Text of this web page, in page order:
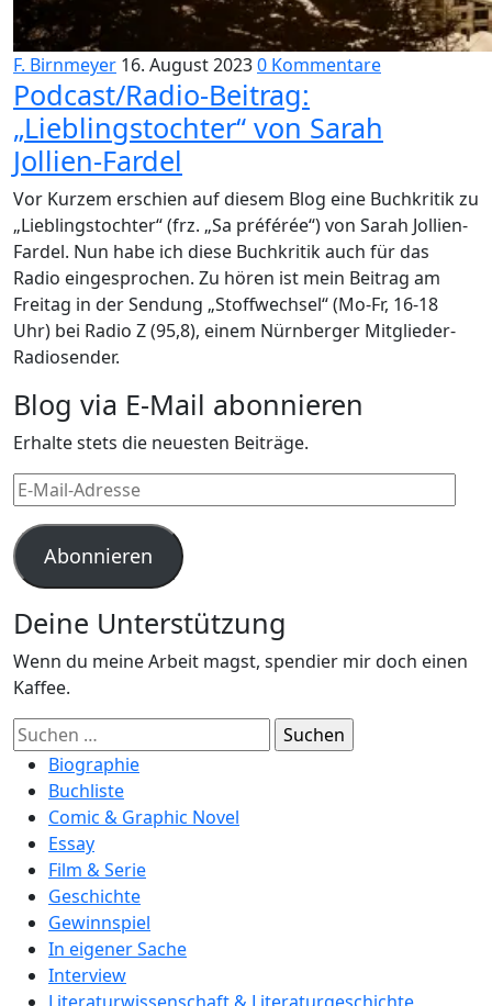
F. Birnmeyer 16. August 20230 Kommentare
Podcast/Radio-Beitrag:
„Lieblingstochter“ von Sarah
Jollien-Fardel
Vor Kurzem erschien auf diesem Blog eine Buchkritik zu
„Lieblingstochter“ (frz. „Sa préférée“) von Sarah Jollien-
Fardel. Nun habe ich diese Buchkritik auch für das
Radio eingesprochen. Zu hören ist mein Beitrag am
Freitag in der Sendung „Stoffwechsel“ (Mo-Fr, 16-18
Uhr) bei Radio Z (95,8), einem Nürnberger Mitglieder-
Radiosender.
Blog via E-Mail abonnieren
Erhalte stets die neuesten Beiträge.
E-
Mail-
Adresse
Abonnieren
Deine Unterstützung
Wenn du meine Arbeit magst, spendier mir doch einen
Kaffee.
Suchen
nach:Biographie
Buchliste
Comic & Graphic Novel
Essay
Film & Serie
Geschichte
Gewinnspiel
In eigener Sache
Interview